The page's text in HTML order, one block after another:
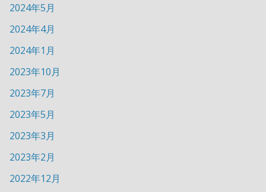
2024年5月
2024年4月
2024年1月
2023年10月
2023年7月
2023年5月
2023年3月
2023年2月
2022年12月